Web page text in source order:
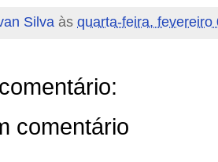
Silva às quarta-feira, fevereiro
comentário